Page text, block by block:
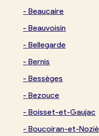
-Beaucaire
-Beauvoisin
-Bellegarde
-Bernis
-Bessèges
-Bezouce
-Boisset-et-Gaujac
-Boucoiran-et-